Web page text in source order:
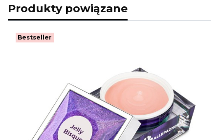
Produkty powiązane
Bestseller